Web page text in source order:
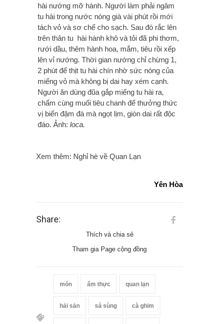
hài nướng mỡ hành. Người làm phải ngâm
tu hài trong nước nóng già vài phút rồi mới
tách vỏ và sơ chế cho sạch. Sau đó rắc lên
trên thân tu hài hành khô và tỏi đã phi thơm,
rưới dầu, thêm hành hoa, mắm, tiêu rồi xếp
lên vỉ nướng. Thời gian nướng chỉ chừng 1,
2 phút để thịt tu hài chín nhờ sức nóng của
miếng vỏ mà không bị dai hay xém cạnh.
Người ăn dùng đũa gắp miếng tu hài ra,
chấm cùng muối tiêu chanh để thưởng thức
vị biển đậm đà mà ngọt lịm, giòn dai rất độc
đáo. Ảnh: loca.
Xem thêm: Nghỉ hè về Quan Lạn
Yên Hòa
Share:
Thích và chia sẻ
Tham gia Page cộng đồng
món ẩm thực quan lạn
hải sản sá sùng cà ghim